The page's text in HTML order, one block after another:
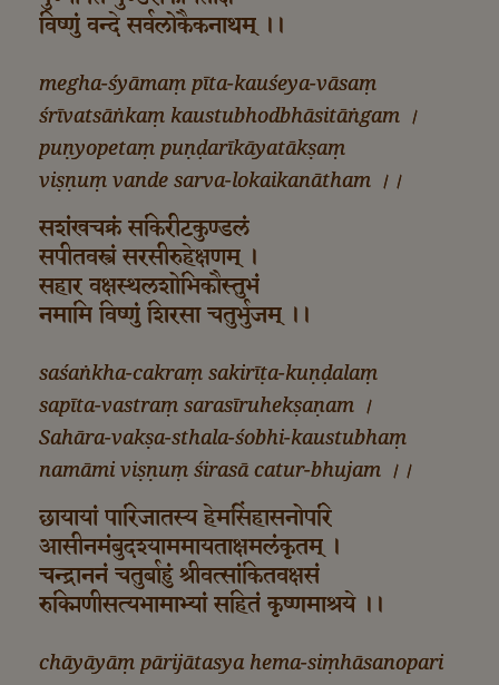
विष्णुं वन्दे सर्वलोकैकनाथम् ।।
megha-śyāmaṃ pīta-kauśeya-vāsaṃ
śrīvatsāṅkaṃ kaustubhod‌bhāsitāṅgam ।
puṇyopetaṃ puṇḍarīkāyatākṣaṃ
viṣṇuṃ vande sarva-lokaikanātham ।।
सशंखचक्रं सकिरीटकुण्डलं
सपीतवस्त्रं सरसीरुहेक्षणम् ।
सहार वक्षस्थलशोभिकौस्तुभं
नमामि विष्णुं शिरसा चतुर्भुजम् ।।
saśaṅkha-cakraṃ sakirīṭa-kuṇḍalaṃ
sapīta-vastraṃ sarasīruhekṣaṇam ।
Sahāra-vakṣa-sthala-śobhi-kaustubhaṃ
namāmi viṣṇuṃ śirasā catur-bhujam ।।
छायायां पारिजातस्य हेमसिंहासनोपरि
आसीनमंबुदश्याममायताक्षमलंकृतम् ।
चन्द्राननं चतुर्बाहुं श्रीवत्सांकितवक्षसं
रुक्मिणीसत्यभामाभ्यां सहितं कृष्णमाश्रये ।।
chāyāyāṃ pārijātasya hema-siṃhāsanopari